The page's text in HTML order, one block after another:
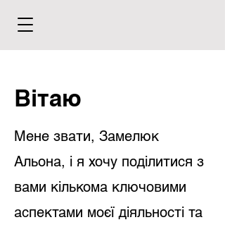
Вітаю
Мене звати, Замелюк
Альона, і я хочу поділитися з
вами кількома ключовими
аспектами моєї діяльності та